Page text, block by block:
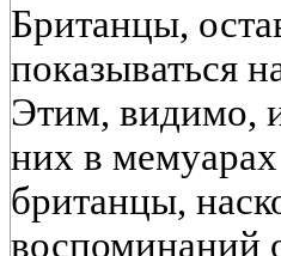
Британцы,
показываться
Этим, видимо,
них в
британцы,
воспоминаний